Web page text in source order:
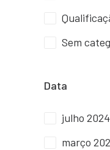
Sem
Data
julho 2024
março